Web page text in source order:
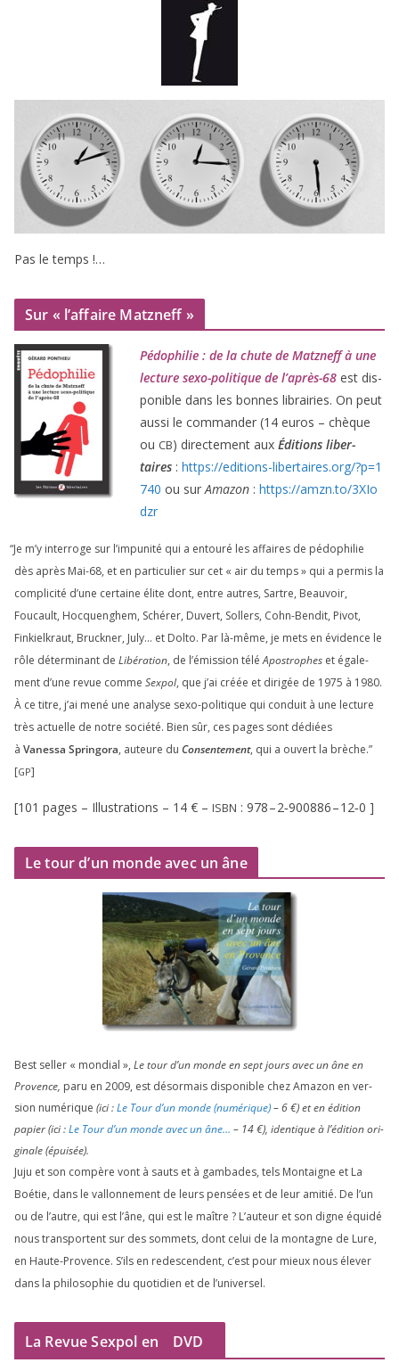
Pas le temps !…
Sur « l’affaire Matzneff »
Pédophilie : de la chute de Matzneff à une
lec­ture sexo-poli­tique de l’après-68 est dis­
po­nible dans les bonnes librai­ries. On peut
aus­si le com­man­der (14 euros – chèque
ou CB) direc­te­ment aux Éditions liber­
taires : https://​edi​tions​-liber​taires​.org/​?​p​=​1
740 ou sur Amazon : https://​amzn​.to/​3​X​I​o​
dzr
“Je m’y inter­roge sur l’impunité qui a entou­ré les affaires de pédo­phi­lie
dès après Mai-68, et en par­ti­cu­lier sur cet « air du temps » qui a per­mis la
com­pli­ci­té d’une cer­taine élite dont, entre autres, Sartre, Beauvoir,
Foucault, Hocquenghem, Schérer, Duvert, Sollers, Cohn-Bendit, Pivot,
Finkielkraut, Bruckner, July… et Dolto. Par là-même, je mets en évi­dence le
rôle déter­mi­nant de Libération, de l’émission téléApostrophes et éga­le­
ment d’une revue comme Sexpol, que j’ai créée et diri­gée de 1975 à 1980.
À ce titre, j’ai mené une ana­lyse sexo-poli­tique qui conduit à une lec­ture
très actuelle de notre socié­té. Bien sûr, ces pages sont dédiées
à Vanessa Springora, auteure du Consentement, qui a ouvert la brèche.”
[GP]
[101 pages – Illustrations – 14 € – ISBN : 978–2‑900886–12‑0 ]
Le tour d’un monde avec un âne
Best sel­ler « mon­dial », Le tour d’un monde en sept jours avec un âne en
Provence, paru en 2009, est désor­mais dis­po­nible chez Amazon en ver­
sion numé­rique (ici :Le Tour d’un monde (numé­rique)–6€) et en édi­tion
papier (ici :Le Tour d’un monde avec un âne… – 14€), iden­tique à l’é­di­tion ori­
gi­nale (épui­sée).
Juju et son com­père vont à sauts et à gam­bades, tels Montaigne et La
Boétie, dans le val­lon­ne­ment de leurs pen­sées et de leur ami­tié. De l’un
ou de l’autre, qui est l’âne, qui est le maître ? L’auteur et son digne équi­dé
nous trans­portent sur des som­mets, dont celui de la mon­tagne de Lure,
en Haute-Provence. S’ils en redes­cendent, c’est pour mieux nous éle­ver
dans la phi­lo­so­phie du quo­ti­dien et de l’universel.
La Revue Sexpol en DVD